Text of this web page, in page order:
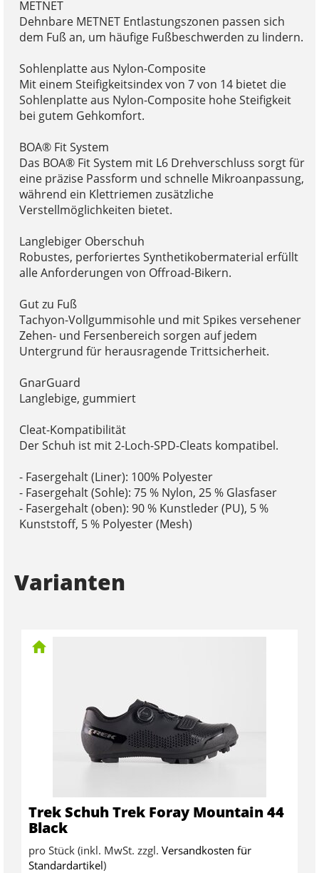
METNET
Dehnbare METNET Entlastungszonen passen sich
dem Fuß an, um häufige Fußbeschwerden zu lindern.
Sohlenplatte aus Nylon-Composite
Mit einem Steifigkeitsindex von 7 von 14 bietet die
Sohlenplatte aus Nylon-Composite hohe Steifigkeit
bei gutem Gehkomfort.
BOA® Fit System
Das BOA® Fit System mit L6 Drehverschluss sorgt für
eine präzise Passform und schnelle Mikroanpassung,
während ein Klettriemen zusätzliche
Verstellmöglichkeiten bietet.
Langlebiger Oberschuh
Robustes, perforiertes Synthetikobermaterial erfüllt
alle Anforderungen von Offroad-Bikern.
Gut zu Fuß
Tachyon-Vollgummisohle und mit Spikes versehener
Zehen- und Fersenbereich sorgen auf jedem
Untergrund für herausragende Trittsicherheit.
GnarGuard
Langlebige, gummiert
Cleat-Kompatibilität
Der Schuh ist mit 2-Loch-SPD-Cleats kompatibel.
- Fasergehalt (Liner): 100% Polyester
- Fasergehalt (Sohle): 75 % Nylon, 25 % Glasfaser
- Fasergehalt (oben): 90 % Kunstleder (PU), 5 %
Kunststoff, 5 % Polyester (Mesh)
Varianten
Trek Schuh Trek Foray Mountain 44
Black
pro Stück (inkl. MwSt. zzgl. Versandkosten für
Standardartikel)